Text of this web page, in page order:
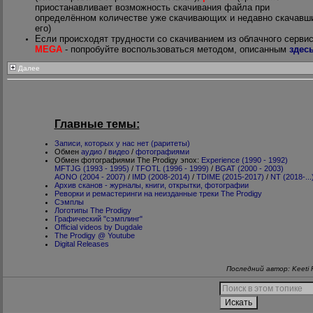
приостанавливает возможность скачивания файла при
определённом количестве уже скачивающих и недавно
его)
Если происходят трудности со скачиванием из облачного
MEGA - попробуйте воспользоваться методом, описанным
Далее
Главные темы:
Записи, которых у нас нет (раритеты)
Обмен аудио/ видео/ фотографиями
Обмен фотографиями The Prodigy эпох: Experience (1990 - 1992)
MFTJG (1993 - 1995) / TFOTL (1996 - 1999) / BGAT (2000 - 2003)
AONO (2004 - 2007) / IMD (2008-2014) / TDIME (2015-2017) / NT (2018-
Архив сканов - журналы, книги, открытки, фотографии
Реворки и ремастеринги на неизданные треки The Prodigy
Сэмплы
Логотипы The Prodigy
Графический "сэмплинг"
Official videos by Dugdale
The Prodigy @ Youtube
Digital Releases
Последний автор: Keeti